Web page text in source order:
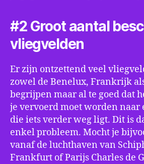
#2 Groot aantal
vliegvelden
Er zijn ontzettend veel
zowel de Benelux, Frankrijk
begrijpen maar al te goed dat
je vervoerd moet worden naar
die iets verder weg ligt. Dit is
enkel probleem. Mocht je
vanaf de luchthaven van
Frankfurt of Parijs Charles de